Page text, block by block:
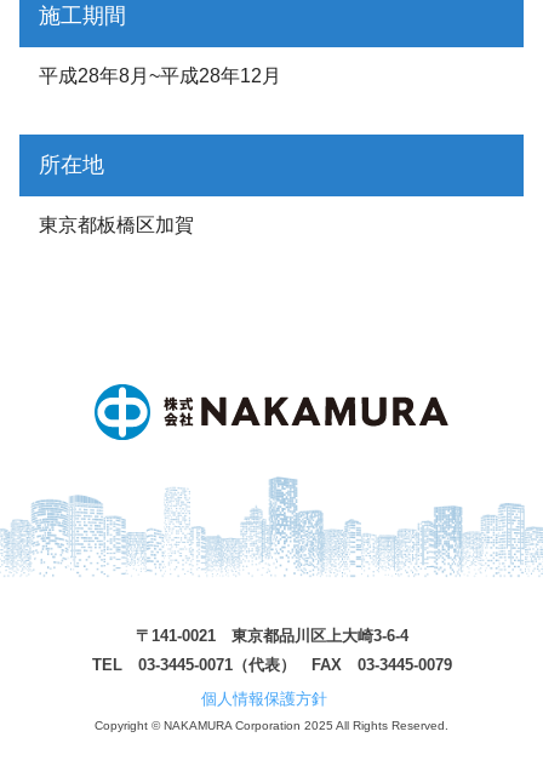
施工期間
平成28年8月~平成28年12月
所在地
東京都板橋区加賀
〒141-0021 東京都品川区上大崎3-6-4
TEL 03-3445-0071（代表） FAX 03-3445-0079
個人情報保護方針
Copyright © NAKAMURA Corporation 2025 All Rights Reserved.